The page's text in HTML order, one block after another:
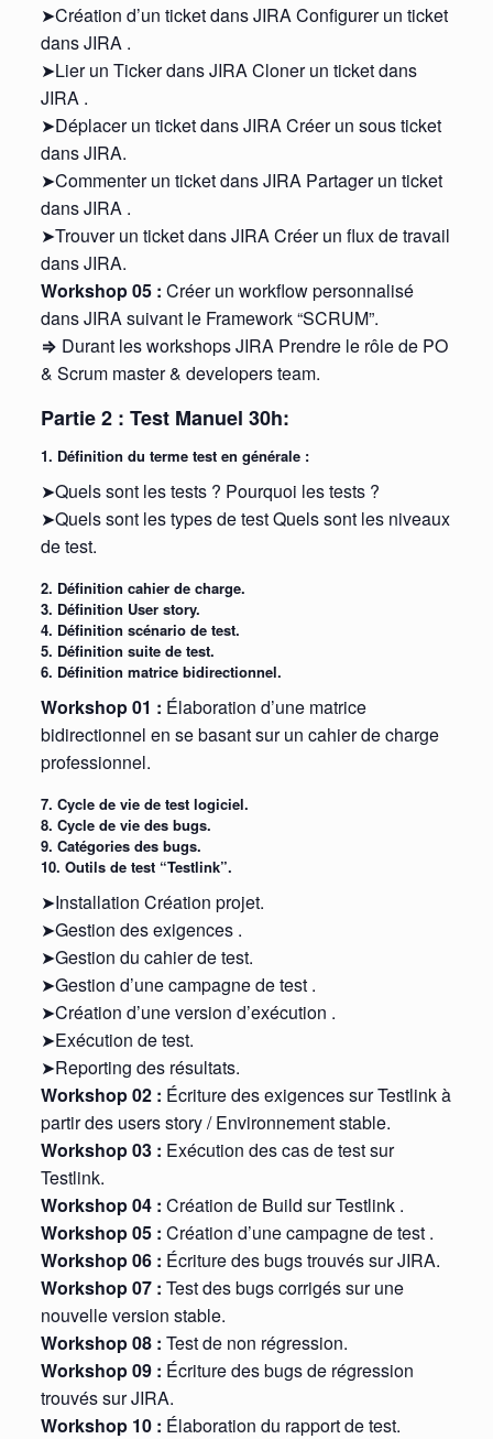
➤Création d’un ticket dans JIRA Configurer un ticket
dans JIRA .
➤Lier un Ticker dans JIRA Cloner un ticket dans
JIRA .
➤Déplacer un ticket dans JIRA Créer un sous ticket
dans JIRA.
➤Commenter un ticket dans JIRA Partager un ticket
dans JIRA .
➤Trouver un ticket dans JIRA Créer un flux de travail
dans JIRA.
Workshop 05 : Créer un workflow personnalisé
dans JIRA suivant le Framework “SCRUM”.
⇒ Durant les workshops JIRA Prendre le rôle de PO
& Scrum master & developers team.
Partie 2 : Test Manuel 30h:
1. Définition du terme test en générale :
➤Quels sont les tests ? Pourquoi les tests ?
➤Quels sont les types de test Quels sont les niveaux
de test.
2. Définition cahier de charge.
3. Définition User story.
4. Définition scénario de test.
5. Définition suite de test.
6. Définition matrice bidirectionnel.
Workshop 01 : Élaboration d’une matrice
bidirectionnel en se basant sur un cahier de charge
professionnel.
7. Cycle de vie de test logiciel.
8. Cycle de vie des bugs.
9. Catégories des bugs.
10. Outils de test “Testlink”.
➤Installation Création projet.
➤Gestion des exigences .
➤Gestion du cahier de test.
➤Gestion d’une campagne de test .
➤Création d’une version d’exécution .
➤Exécution de test.
➤Reporting des résultats.
Workshop 02 : Écriture des exigences sur Testlink à
partir des users story / Environnement stable.
Workshop 03 : Exécution des cas de test sur
Testlink.
Workshop 04 : Création de Build sur Testlink .
Workshop 05 : Création d’une campagne de test .
Workshop 06 : Écriture des bugs trouvés sur JIRA.
Workshop 07 : Test des bugs corrigés sur une
nouvelle version stable.
Workshop 08 : Test de non régression.
Workshop 09 : Écriture des bugs de régression
trouvés sur JIRA.
Workshop 10 : Élaboration du rapport de test.